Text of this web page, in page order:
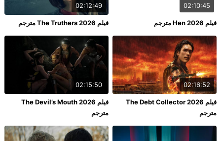
02:10:45
فيلم Hen 2026 مترجم
02:12:49
فيلم The Truthers 2026 مترجم
02:16:52
فيلم The Debt Collector 2026
مترجم
02:15:50
فيلم The Devil’s Mouth 2026
مترجم